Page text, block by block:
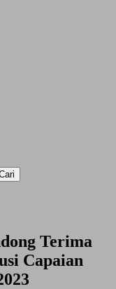
Terima
Capaian